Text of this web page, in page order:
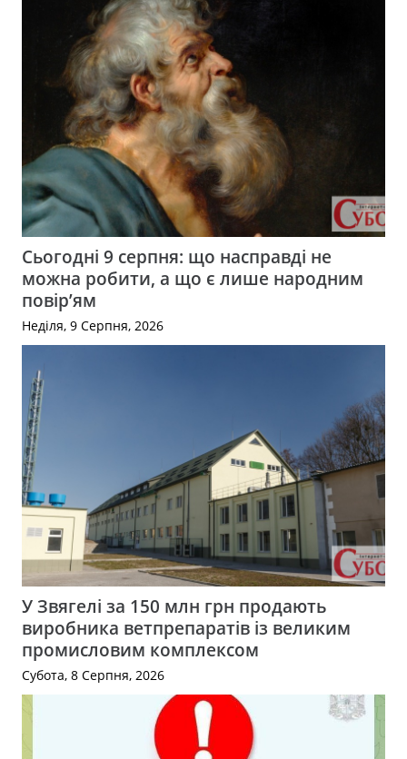
Сьогодні 9 серпня: що насправді не
можна робити, а що є лише народним
повір’ям
Неділя, 9 Серпня, 2026
У Звягелі за 150 млн грн продають
виробника ветпрепаратів із великим
промисловим комплексом
Субота, 8 Серпня, 2026